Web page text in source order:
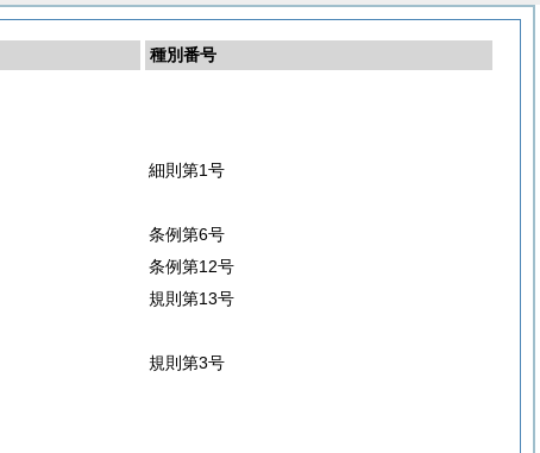
種別番号
細則第1号
条例第6号
条例第12号
規則第13号
規則第3号